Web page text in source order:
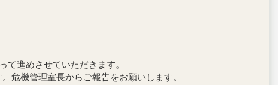
進めさせていただきます。
危機管理室長からご報告をお願いします。